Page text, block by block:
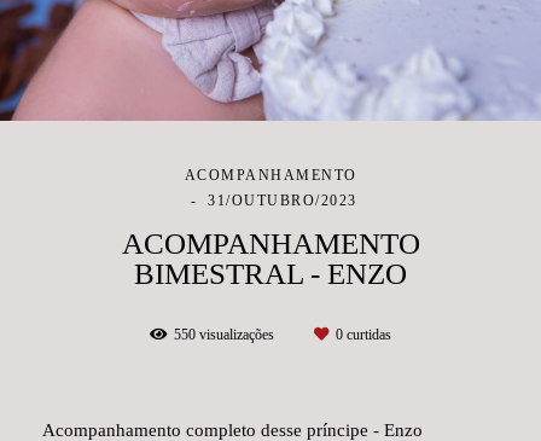
ACOMPANHAMENTO
31/OUTUBRO/2023
ACOMPANHAMENTO
BIMESTRAL - ENZO
550 visualizações 0 curtidas
Acompanhamento completo desse príncipe - Enzo